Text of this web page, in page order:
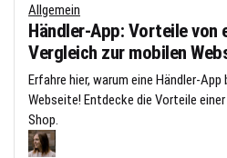
Allgemein
Händler-App: Vorteile von
Vergleich zur mobilen
Erfahre hier, warum eine Händler-
Webseite! Entdecke die Vorteile
Shop.